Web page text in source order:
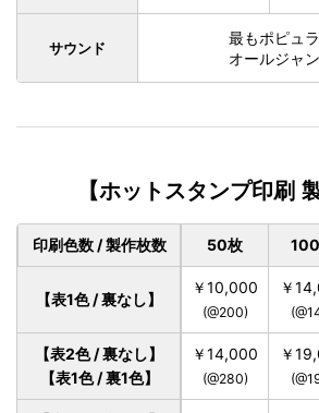
サウンド
最もポピュ
オールジャ
【ホットスタンプ印刷
印刷色数 / 製作枚数 50枚
【表1色 / 裏なし】
￥10,000
(@200)
￥
【表2色 / 裏なし】
【表1色 / 裏1色】
￥14,000
(@280)
￥